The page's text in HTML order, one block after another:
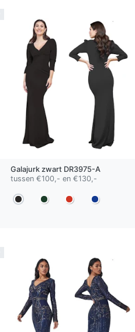
Galajurk zwartDR3975-A
tussen €100,- en €130,-